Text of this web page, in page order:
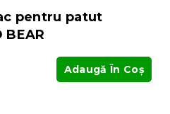
pentru patut
BEAR
Adaugă În Coş